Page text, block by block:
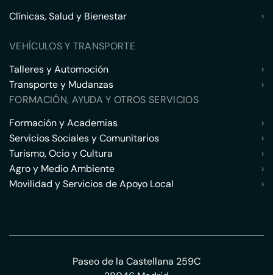
Clínicas, Salud y Bienestar
›
VEHÍCULOS Y TRANSPORTE
Talleres y Automoción
›
Transporte y Mudanzas
›
FORMACIÓN, AYUDA Y OTROS SERVICIOS
Formación y Academias
›
Servicios Sociales y Comunitarios
›
Turismo, Ocio y Cultura
›
Agro y Medio Ambiente
›
Movilidad y Servicios de Apoyo Local
›
Paseo de la Castellana 259C